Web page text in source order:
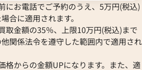
にお電話でご予約のうえ、5万円(税込)
合に適用されます。
取金額の35％、上限10万円(税込)まで
関係法令を遵守した範囲内で適用され
格からの金額UPになります。また、適